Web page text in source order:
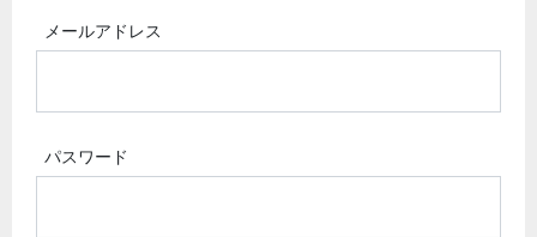
メールアドレス
パスワード